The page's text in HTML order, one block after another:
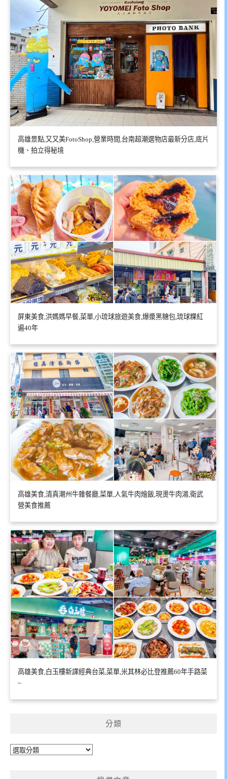
高雄景點,又又美FotoShop,營業時間,台南超潮選物店最新分店,底片
機、拍立得秘境
屏東美食,洪媽媽早餐,菜單,小琉球旅遊美食,爆漿黑糖包,琉球粿紅
遍40年
高雄美食,清真潮州牛雜餐廳,菜單,人氣牛肉燴飯,現燙牛肉湯,衛武
營美食推薦
高雄美食,白玉樓新譯經典台菜,菜單,米其林必比登推薦60年手路菜
~
分類
分